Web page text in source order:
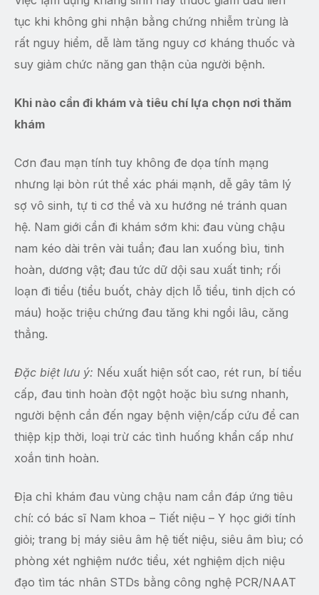
tục khi không ghi nhận bằng chứng nhiễm trùng là
rất nguy hiểm, dễ làm tăng nguy cơ kháng thuốc và
suy giảm chức năng gan thận của người bệnh.
Khi nào cần đi khám và tiêu chí lựa chọn nơi thăm
khám
Cơn đau mạn tính tuy không đe dọa tính mạng
nhưng lại bòn rút thể xác phái mạnh, dễ gây tâm lý
sợ vô sinh, tự ti cơ thể và xu hướng né tránh quan
hệ. Nam giới cần đi khám sớm khi: đau vùng chậu
nam kéo dài trên vài tuần; đau lan xuống bìu, tinh
hoàn, dương vật; đau tức dữ dội sau xuất tinh; rối
loạn đi tiểu (tiểu buốt, chảy dịch lỗ tiểu, tinh dịch có
máu) hoặc triệu chứng đau tăng khi ngồi lâu, căng
thẳng.
Đặc biệt lưu ý: Nếu xuất hiện sốt cao, rét run, bí tiểu
cấp, đau tinh hoàn đột ngột hoặc bìu sưng nhanh,
người bệnh cần đến ngay bệnh viện/cấp cứu để can
thiệp kịp thời, loại trừ các tình huống khẩn cấp như
xoắn tinh hoàn.
Địa chỉ khám đau vùng chậu nam cần đáp ứng tiêu
chí: có bác sĩ Nam khoa – Tiết niệu – Y học giới tính
giỏi; trang bị máy siêu âm hệ tiết niệu, siêu âm bìu; có
phòng xét nghiệm nước tiểu, xét nghiệm dịch niệu
đạo tìm tác nhân STDs bằng công nghệ PCR/NAAT